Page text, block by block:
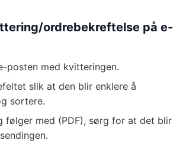
ordrebekreftelse på e-
posten med kvitteringen.
slik at den blir enklere å
sortere.
følger med (PDF), sørg for at det blir